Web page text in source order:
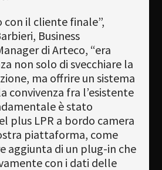
con il cliente finale”,
Business
di Arteco, “era
non solo di svecchiare la
ma offrire un sistema
convivenza fra l’esistente
è stato
plus LPR a bordo camera
piattaforma, come
aggiunta di un plug-in che
con i dati delle